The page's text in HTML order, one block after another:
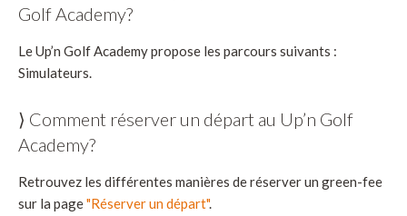
Golf Academy?
Le Up’n Golf Academy propose les parcours suivants :
Simulateurs.
⟩ Comment réserver un départ au Up’n Golf
Academy?
Retrouvez les différentes manières de réserver un green-fee
sur la page"Réserver un départ".